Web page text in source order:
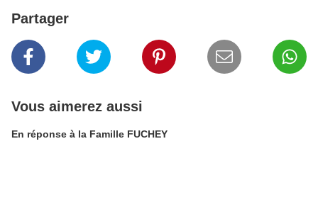
Partager
Vous aimerez aussi
En réponse à la Famille FUCHEY